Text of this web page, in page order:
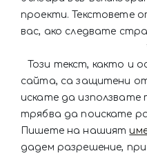
проекти. Текстовете
вас, ако следвате
Този текст, както и
сайта, са защитени
искате да използвате
трябва да поискате
Пишете на нашият
дадем разрешение, при